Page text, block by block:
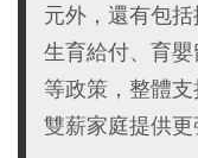
元外，還有包括
生育給付、育
等政策，整體
雙薪家庭提供更